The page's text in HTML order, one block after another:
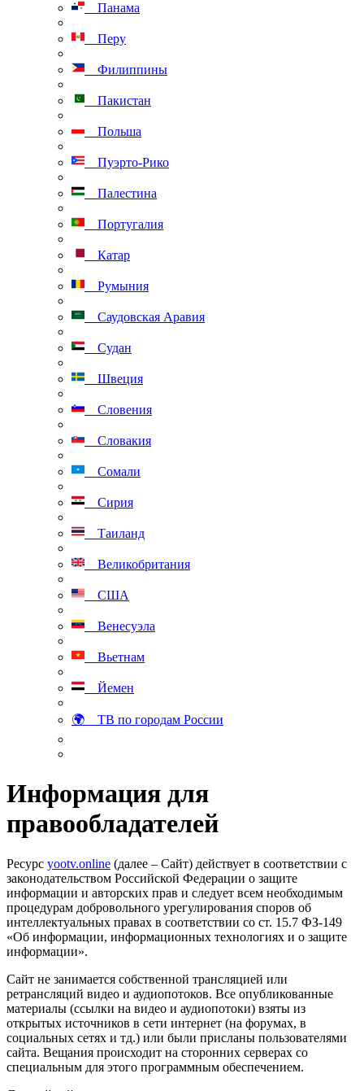
Панама
Перу
Филиппины
Пакистан
Польша
Пуэрто-Рико
Палестина
Португалия
Катар
Румыния
Саудовская Аравия
Судан
Швеция
Словения
Словакия
Сомали
Сирия
Таиланд
Великобритания
США
Венесуэла
Вьетнам
Йемен
🌍 ТВ по городам России
Информация для
правообладателей
Ресурс yootv.online (далее – Сайт) действует в соответствии с
законодательством Российской Федерации о защите
информации и авторских прав и следует всем необходимым
процедурам добровольного урегулирования споров об
интеллектуальных правах в соответствии со ст. 15.7 ФЗ-149
«Об информации, информационных технологиях и о защите
информации».
Сайт не занимается собственной трансляцией или
ретрансляций видео и аудиопотоков. Все опубликованные
материалы (ссылки на видео и аудиопотоки) взяты из
открытых источников в сети интернет (на форумах, в
социальных сетях и тд.) или были присланы пользователями
сайта. Вещания происходит на сторонних серверах со
специальным для этого программным обеспечением.